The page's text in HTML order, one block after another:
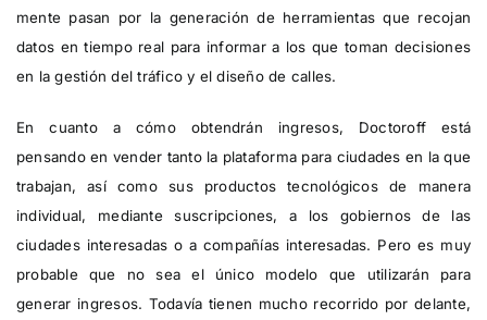
mente pasan por la generación de herramientas que recojan
datos en tiempo real para informar a los que toman decisiones
en la gestión del tráfico y el diseño de calles.
En cuanto a cómo obtendrán ingresos, Doctoroff está
pensando en vender tanto la plataforma para ciudades en la que
trabajan, así como sus productos tecnológicos de manera
individual, mediante suscripciones, a los gobiernos de las
ciudades interesadas o a compañías interesadas. Pero es muy
probable que no sea el único modelo que utilizarán para
generar ingresos. Todavía tienen mucho recorrido por delante,